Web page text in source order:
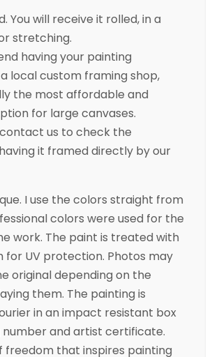
You will receive it rolled, in a
stretching.
having your painting
local custom framing shop,
the most affordable and
for large canvases.
us to check the
it framed directly by our
I use the colors straight from
colors were used for the
work. The paint is treated with
for UV protection. Photos may
original depending on the
them. The painting is
in an impact resistant box
and artist certificate.
freedom that inspires painting